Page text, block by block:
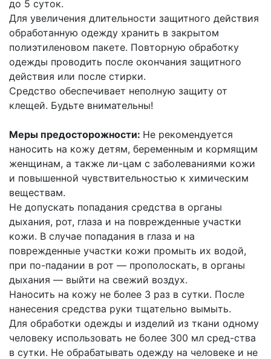
до 5 суток.
Для увеличения длительности защитного действия
обработанную одежду хранить в закрытом
полиэтиленовом пакете. Повторную обработку
одежды проводить после окончания защитного
действия или после стирки.
Средство обеспечивает неполную защиту от
клещей. Будьте внимательны!
Меры предосторожности: Не рекомендуется
наносить на кожу детям, беременным и кормящим
женщинам, а также ли-цам с заболеваниями кожи
и повышенной чувствительностью к химическим
веществам.
Не допускать попадания средства в органы
дыхания, рот, глаза и на поврежденные участки
кожи. В случае попадания в глаза и на
поврежденные участки кожи промыть их водой,
при по-падании в рот — прополоскать, в органы
дыхания — выйти на свежий воздух.
Наносить на кожу не более 3 раз в сутки. После
нанесения средства руки тщательно вымыть.
Для обработки одежды и изделий из ткани одному
человеку использовать не более 300 мл сред-ства
в сутки. Не обрабатывать одежду на человеке и не